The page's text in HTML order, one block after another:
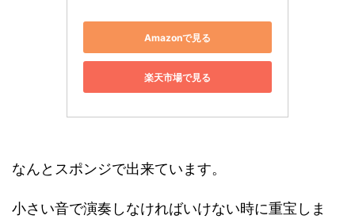
Amazonで見る
楽天市場で見る
なんとスポンジで出来ています。
小さい音で演奏しなければいけない時に重宝しま